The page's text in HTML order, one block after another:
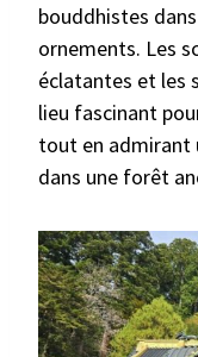
bouddhistes
ornements. Les
éclatantes et les
lieu fascinant
tout en admirant
dans une forêt